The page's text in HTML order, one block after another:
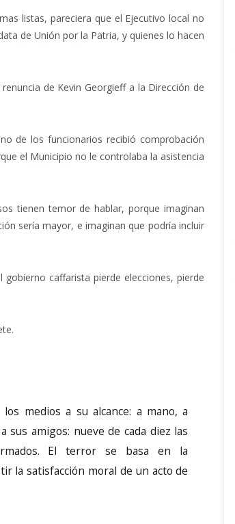
listas, pareciera que el Ejecutivo local no
de Unión por la Patria, y quienes lo hacen
de Kevin Georgieff a la Dirección de
de los funcionarios recibió comprobación
el Municipio no le controlaba la asistencia
tienen temor de hablar, porque imaginan
sería mayor, e imaginan que podría incluir
caffarista pierde elecciones, pierde
medios a su alcance: a mano, a
sus amigos: nueve de cada diez las
El terror se basa en la
la satisfacción moral de un acto de